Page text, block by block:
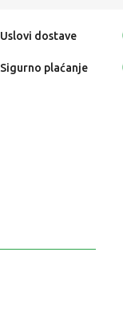
Uslovi dostave
Sigurno plaćanje